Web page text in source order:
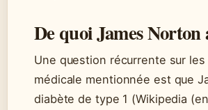
De quoi James
Une question récurrente sur
médicale mentionnée est que
diabète de type 1 (Wikipedia